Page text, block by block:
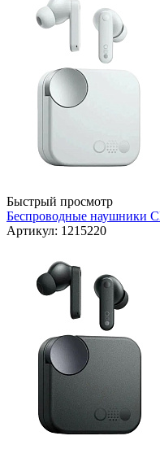
Быстрый просмотр
Беспроводные наушники
Артикул: 1215220